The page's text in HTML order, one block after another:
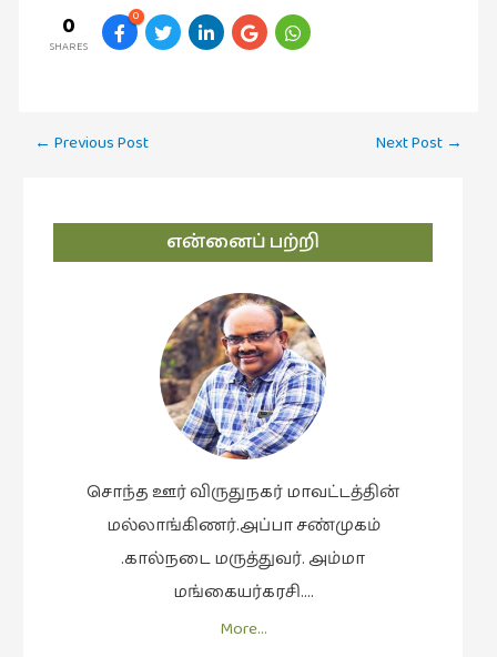
0
SHARES
0
Post
← Previous Post Next Post →
என்னைப் பற்றி
சொந்த ஊர் விருதுநகர் மாவட்டத்தின்
மல்லாங்கிணர்.அப்பா சண்முகம்
.கால்நடை மருத்துவர். அம்மா
மங்கையர்கரசி….
More…